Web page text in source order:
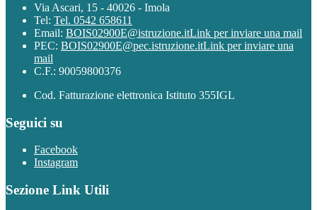
Via Ascari, 15 - 40026 - Imola
Tel: Tel. 0542 658611
Email: BOIS02900E@istruzione.itLink per inviare una mail
PEC: BOIS02900E@pec.istruzione.itLink per inviare una
mail
C.F.: 90059800376
Cod. Fatturazione elettronica Istituto 355IGL
Seguici su
Facebook
Instagram
Sezione Link Utili